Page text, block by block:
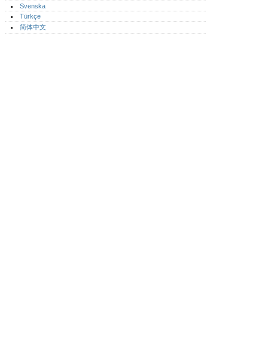
Svenska
Türkçe
简体中文